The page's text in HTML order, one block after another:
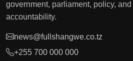
government, parliament, policy,
accountability.
news@fullshangwe.co.tz
+255 700 000 000